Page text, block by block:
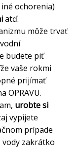
ochorenia)
atď.
môže trvať
budete piť
vaše rokmi
prijímať
OPRAVU.
urobte si
vypijete
prípade
vody zakrátko